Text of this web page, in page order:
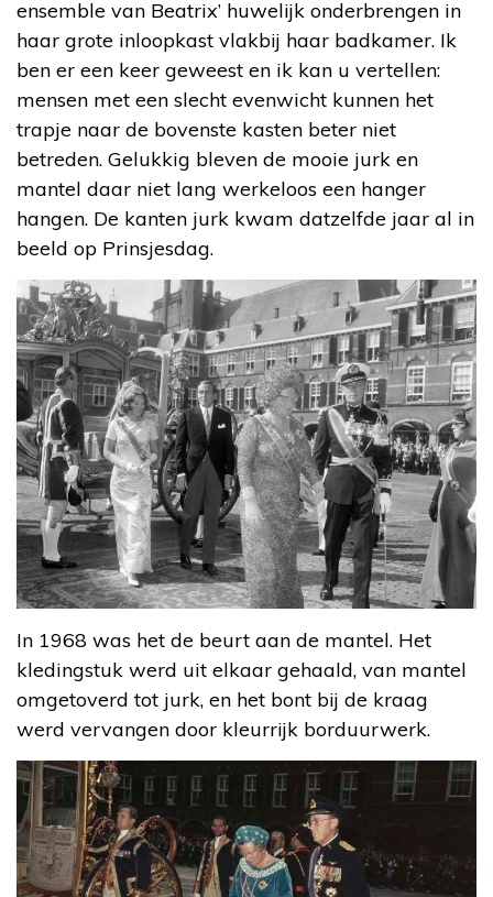
ensemble van Beatrix’ huwelijk onderbrengen in
haar grote inloopkast vlakbij haar badkamer. Ik
ben er een keer geweest en ik kan u vertellen:
mensen met een slecht evenwicht kunnen het
trapje naar de bovenste kasten beter niet
betreden. Gelukkig bleven de mooie jurk en
mantel daar niet lang werkeloos een hanger
hangen. De kanten jurk kwam datzelfde jaar al in
beeld op Prinsjesdag.
In 1968 was het de beurt aan de mantel. Het
kledingstuk werd uit elkaar gehaald, van mantel
omgetoverd tot jurk, en het bont bij de kraag
werd vervangen door kleurrijk borduurwerk.